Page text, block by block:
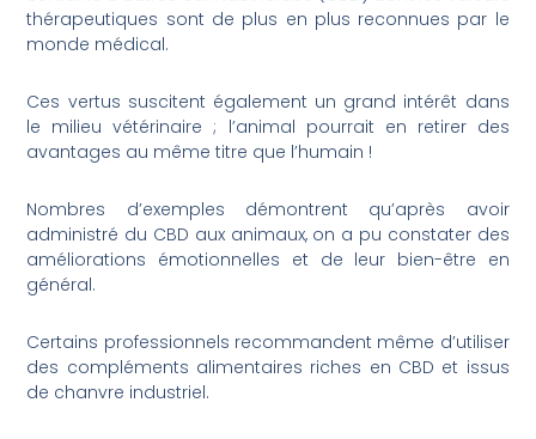
thérapeutiques sont de plus en plus reconnues par le
monde médical.
Ces vertus suscitent également un grand intérêt dans
le milieu vétérinaire ; l’animal pourrait en retirer des
avantages au même titre que l’humain !
Nombres d’exemples démontrent qu’après avoir
administré du CBD aux animaux, on a pu constater des
améliorations émotionnelles et de leur bien-être en
général.
Certains professionnels recommandent même d’utiliser
des compléments alimentaires riches en CBD et issus
de chanvre industriel.